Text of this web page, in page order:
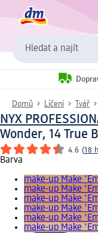
Hledat a najít
Domů Líčení Tvář
NYX
Wonder, 14 True
4.6 (18
Barva
make-up Make
make-up Make
make-up Make
make-up Make
make-up Make
make-up Make